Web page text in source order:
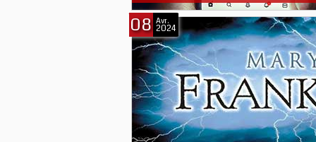
08 Avr.
2024